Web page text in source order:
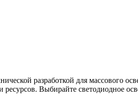
разработкой для массового
Выбирайте светодиодное